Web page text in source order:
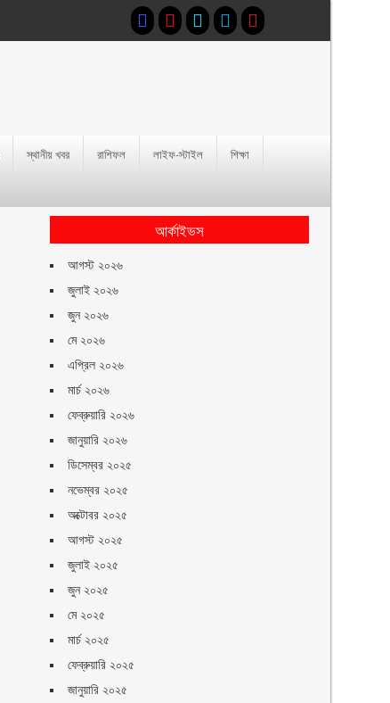
স্থানীয় খবর রাশিফল লাইফ-স্টাইল
শিক্ষা
আর্কাইভস
আগস্ট ২০২৬
জুলাই ২০২৬
জুন ২০২৬
মে ২০২৬
এপ্রিল ২০২৬
মার্চ ২০২৬
ফেব্রুয়ারি ২০২৬
জানুয়ারি ২০২৬
ডিসেম্বর ২০২৫
নভেম্বর ২০২৫
অক্টোবর ২০২৫
আগস্ট ২০২৫
জুলাই ২০২৫
জুন ২০২৫
মে ২০২৫
মার্চ ২০২৫
ফেব্রুয়ারি ২০২৫
জানুয়ারি ২০২৫